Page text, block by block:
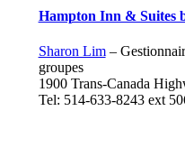
Hampton Inn & Suites
Sharon Lim–
groupes
1900 Trans-Canada
Tel: 514-633-8243 ext